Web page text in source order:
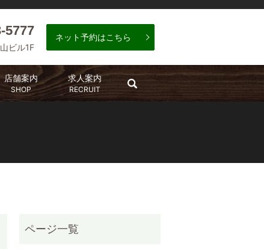
5777
ビル1F
ネット予約はこちら
店舗案内
SHOP
求人案内
RECRUIT search